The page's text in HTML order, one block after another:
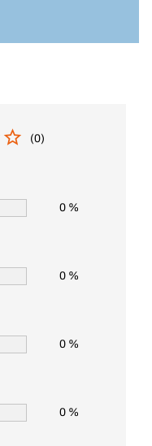
(0)
0 %
0 %
0 %
0 %